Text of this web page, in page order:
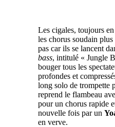
Les cigales, toujours
les chorus soudain
pas car ils se lancent
bass, intitulé « Jungle
bouger tous les
profondes et
long solo de trompette
reprend le flambeau
pour un chorus rapide
nouvelle fois par un
en verve.